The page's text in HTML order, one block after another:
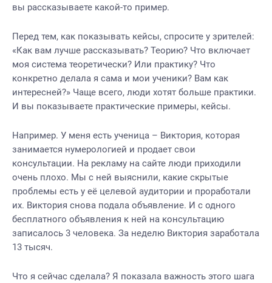
вы рассказываете какой-то пример.
Перед тем, как показывать кейсы, спросите у зрителей:
«Как вам лучше рассказывать? Теорию? Что включает
моя система теоретически? Или практику? Что
конкретно делала я сама и мои ученики? Вам как
интересней?» Чаще всего, люди хотят больше практики.
И вы показываете практические примеры, кейсы.
Например. У меня есть ученица – Виктория, которая
занимается нумерологией и продает свои
консультации. На рекламу на сайте люди приходили
очень плохо. Мы с ней выяснили, какие скрытые
проблемы есть у её целевой аудитории и проработали
их. Виктория снова подала объявление. И с одного
бесплатного объявления к ней на консультацию
записалось 3 человека. За неделю Виктория заработала
13 тысяч.
Что я сейчас сделала? Я показала важность этого шага